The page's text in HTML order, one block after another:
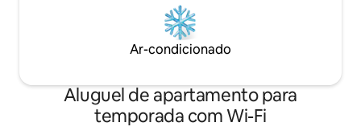
Ar-condicionado
Aluguel de apartamento para
temporada com Wi-Fi